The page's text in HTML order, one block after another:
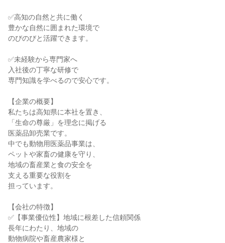
✅高知の自然と共に働く
豊かな自然に囲まれた環境で
のびのびと活躍できます。
✅未経験から専門家へ
入社後の丁寧な研修で
専門知識を学べるので安心です。
【企業の概要】
私たちは高知県に本社を置き、
「生命の尊厳」を理念に掲げる
医薬品卸売業です。
中でも動物用医薬品事業は、
ペットや家畜の健康を守り、
地域の畜産業と食の安全を
支える重要な役割を
担っています。
【会社の特徴】
✅【事業優位性】地域に根差した信頼関係
長年にわたり、地域の
動物病院や畜産農家様と